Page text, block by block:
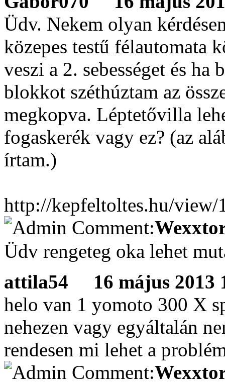
Üdv. Nekem olyan
közepes testű félautomata
veszi a 2. sebességet és
blokkot széthúztam az
megkopva. Léptetővilla
fogaskerék vagy ez? (az
írtam.)
http://kepfeltoltes.hu/view/
Üdv rengeteg oka lehet
attila54
16 május 2013
helo van 1 yomoto 300 X
nehezen vagy egyáltalán
rendesen mi lehet a